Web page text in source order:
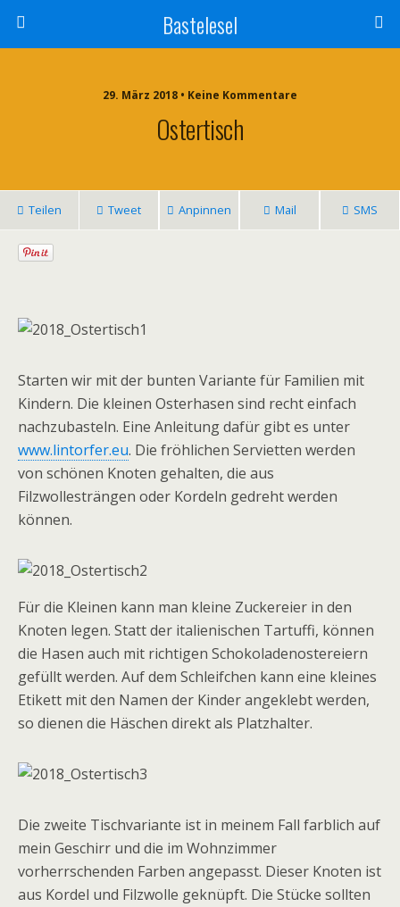
Bastelesel
29. März 2018 • Keine Kommentare
Ostertisch
Teilen Tweet Anpinnen Mail SMS
Starten wir mit der bunten Variante für Familien mit
Kindern. Die kleinen Osterhasen sind recht einfach
nachzubasteln. Eine Anleitung dafür gibt es unter
www.lintorfer.eu. Die fröhlichen Servietten werden
von schönen Knoten gehalten, die aus
Filzwollesträngen oder Kordeln gedreht werden
können.
Für die Kleinen kann man kleine Zuckereier in den
Knoten legen. Statt der italienischen Tartuffi, können
die Hasen auch mit richtigen Schokoladenostereiern
gefüllt werden. Auf dem Schleifchen kann eine kleines
Etikett mit den Namen der Kinder angeklebt werden,
so dienen die Häschen direkt als Platzhalter.
Die zweite Tischvariante ist in meinem Fall farblich auf
mein Geschirr und die im Wohnzimmer
vorherrschenden Farben angepasst. Dieser Knoten ist
aus Kordel und Filzwolle geknüpft. Die Stücke sollten